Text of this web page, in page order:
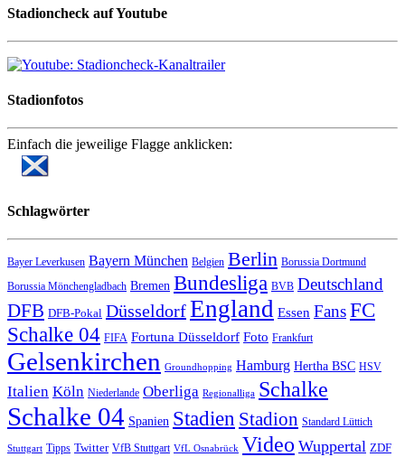
Stadioncheck auf Youtube
Stadionfotos
Einfach die jeweilige Flagge anklicken:
Schlagwörter
Bayer Leverkusen Bayern München Belgien Berlin Borussia Dortmund
Borussia Mönchengladbach Bremen Bundesliga BVB Deutschland
DFB DFB-Pokal DüsseldorfEngland Essen FansFC
Schalke 04 FIFA Fortuna Düsseldorf Foto Frankfurt
Gelsenkirchen Groundhopping Hamburg Hertha BSC HSV
Italien Köln Niederlande Oberliga Regionalliga Schalke
Schalke 04 Spanien Stadien Stadion Standard Lüttich
Stuttgart Tipps Twitter VfB Stuttgart VfL Osnabrück Video Wuppertal ZDF